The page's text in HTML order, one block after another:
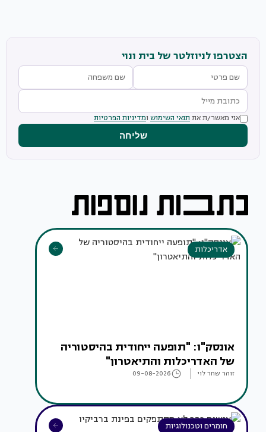
הצטרפו לניוזלטר של בית ונוי
אני מאשר/ת את תנאי השימוש ומדיניות הפרטיות
שליחה
אדריכלות
אונסק"ו: "תופעה ייחודית בהיסטוריה
של האדריכלות והתיאטרון"
זוהר שחר לוי 09-08-2026
חומרים וטכנולוגיות